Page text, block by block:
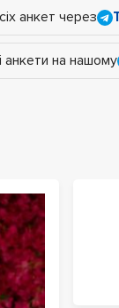
анкет через
анкети на нашому